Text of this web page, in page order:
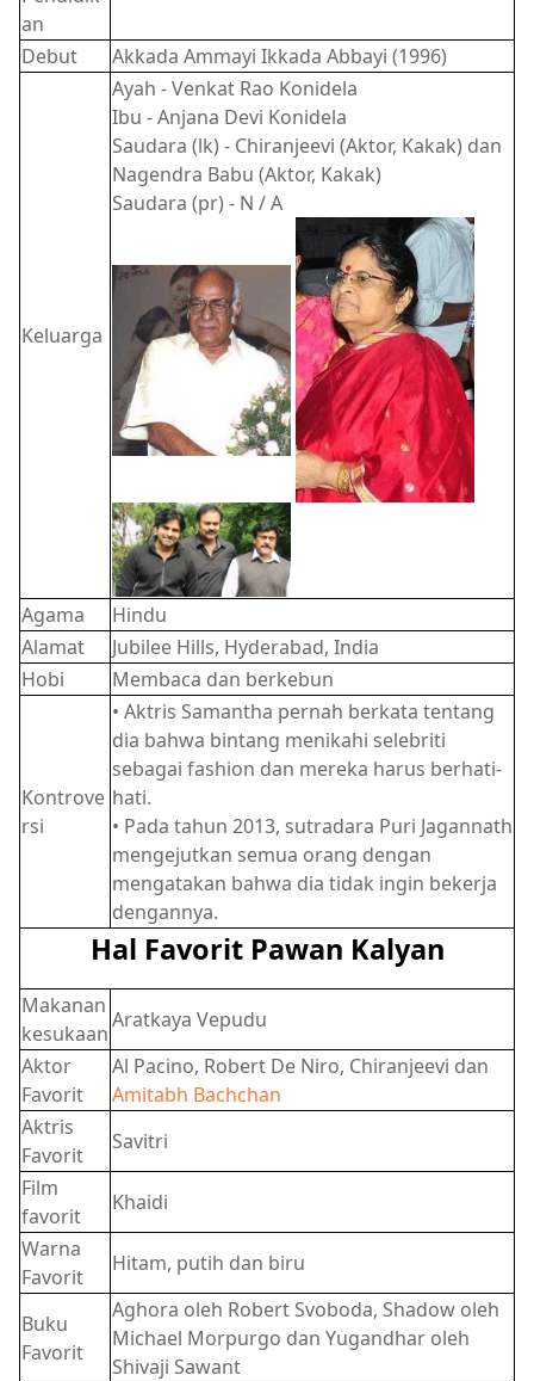
an
Debut
Akkada Ammayi Ikkada Abbayi (1996)
Keluarga
Ayah - Venkat Rao Konidela
Ibu - Anjana Devi Konidela
Saudara (lk) - Chiranjeevi (Aktor, Kakak) dan
Nagendra Babu (Aktor, Kakak)
Saudara (pr) - N / A
Agama
Hindu
Alamat
Jubilee Hills, Hyderabad, India
Hobi
Membaca dan berkebun
Kontrove
rsi
• Aktris Samantha pernah berkata tentang
dia bahwa bintang menikahi selebriti
sebagai fashion dan mereka harus berhati-
hati.
• Pada tahun 2013, sutradara Puri Jagannath
mengejutkan semua orang dengan
mengatakan bahwa dia tidak ingin bekerja
dengannya.
Hal Favorit Pawan Kalyan
Makanan
kesukaan
Aratkaya Vepudu
Aktor
Favorit
Al Pacino, Robert De Niro, Chiranjeevi dan
Amitabh Bachchan
Aktris
Favorit
Savitri
Film
favorit
Khaidi
Warna
Favorit
Hitam, putih dan biru
Buku
Favorit
Aghora oleh Robert Svoboda, Shadow oleh
Michael Morpurgo dan Yugandhar oleh
Shivaji Sawant